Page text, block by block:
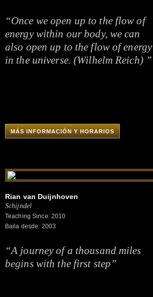
“Once we open up to the flow of
energy within our body, we can
also open up to the flow of energy
in the universe. (Wilhelm Reich) ”
MÁS INFORMACIÓN Y HORARIOS
Rian van Duijnhoven
Schijndel
Teaching Since: 2010
Baila desde: 2003
“A journey of a thousand miles
begins with the first step”